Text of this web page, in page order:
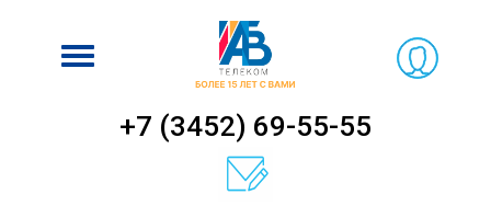
Включить
+7 (3452) 69-55-55